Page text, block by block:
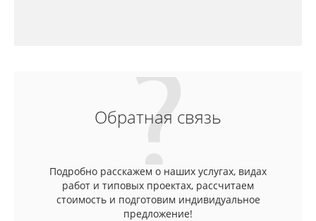
Обратная связь
Подробно расскажем о наших услугах, видах
работ и типовых проектах, рассчитаем
стоимость и подготовим индивидуальное
предложение!